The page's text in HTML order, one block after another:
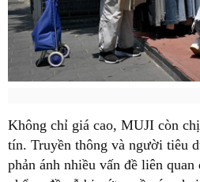
Không chỉ giá cao, MUJI còn
tín. Truyền thông và người tiêu
phản ánh nhiều vấn đề liên quan